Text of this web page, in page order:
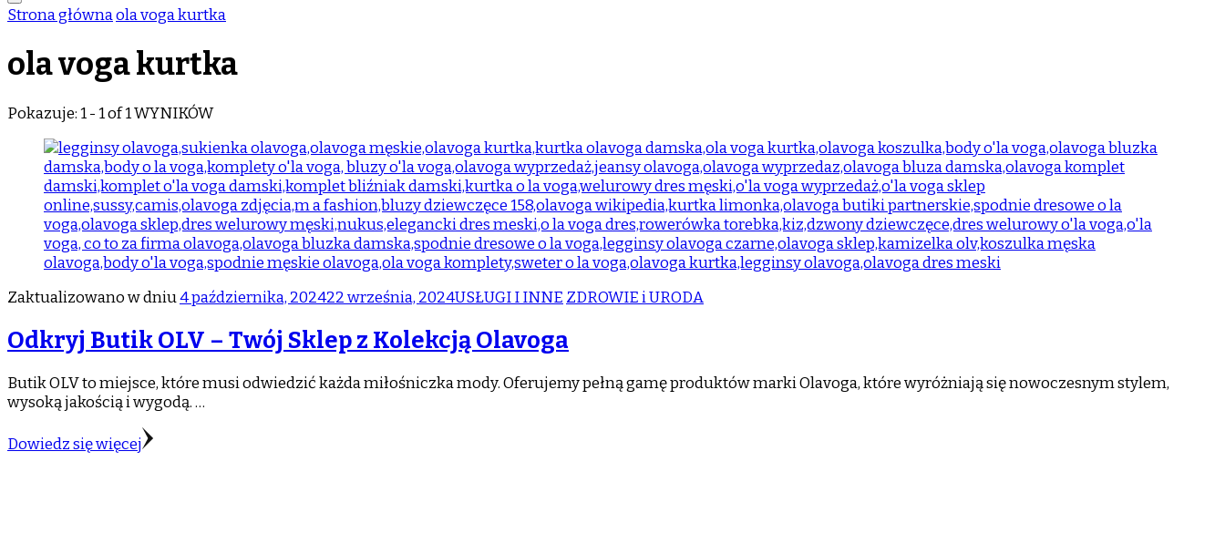
Strona głównaola voga kurtka
ola voga kurtka
Pokazuje: 1 - 1 of 1 WYNIKÓW
Zaktualizowano w dniu4 października, 202422 września, 2024USŁUGI I INNE ZDROWIE i URODA
Odkryj Butik OLV – Twój Sklep z Kolekcją Olavoga
Butik OLV to miejsce, które musi odwiedzić każda miłośniczka mody. Oferujemy pełną gamę produktów marki Olavoga, które wyróżniają się nowoczesnym stylem,
wysoką jakością i wygodą. …
Dowiedz się więcej